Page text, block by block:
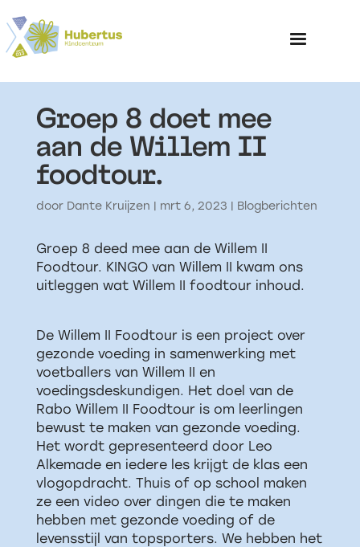
Home
Groep 8 doet mee
aan de Willem II
foodtour.
door Dante Kruijzen | mrt 6, 2023 | Blogberichten
Groep 8 deed mee aan de Willem II
Foodtour. KINGO van Willem II kwam ons
uitleggen wat Willem II foodtour inhoud.
De Willem II Foodtour is een project over
gezonde voeding in samenwerking met
voetballers van Willem II en
voedingsdeskundigen. Het doel van de
Rabo Willem II Foodtour is om leerlingen
bewust te maken van gezonde voeding.
Het wordt gepresenteerd door Leo
Alkemade en iedere les krijgt de klas een
vlogopdracht. Thuis of op school maken
ze een video over dingen die te maken
hebben met gezonde voeding of de
levensstijl van topsporters. We hebben het